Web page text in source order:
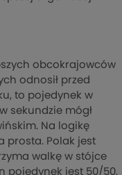
obcokrajowców
odnosił przed
to pojedynek w
sekundzie mógł
Na logikę
prosta. Polak jest
walkę w stójce
pojedynek jest 50/50,